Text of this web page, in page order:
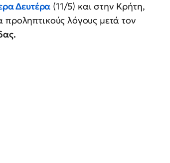
Δευτέρα (11/5) και στην Κρήτη,
προληπτικούς λόγους μετά τον